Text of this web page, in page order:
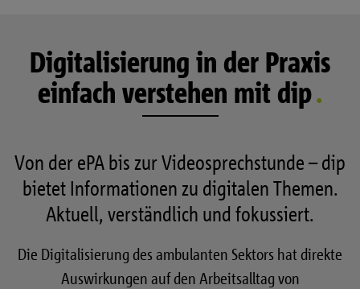
Digitalisierung in der Praxis
einfach verstehen mit dip
Von der ePA bis zur Videosprechstunde – dip
bietet Informationen zu digitalen Themen.
Aktuell, verständlich und fokussiert.
Die Digitalisierung des ambulanten Sektors hat direkte
Auswirkungen auf den Arbeitsalltag von